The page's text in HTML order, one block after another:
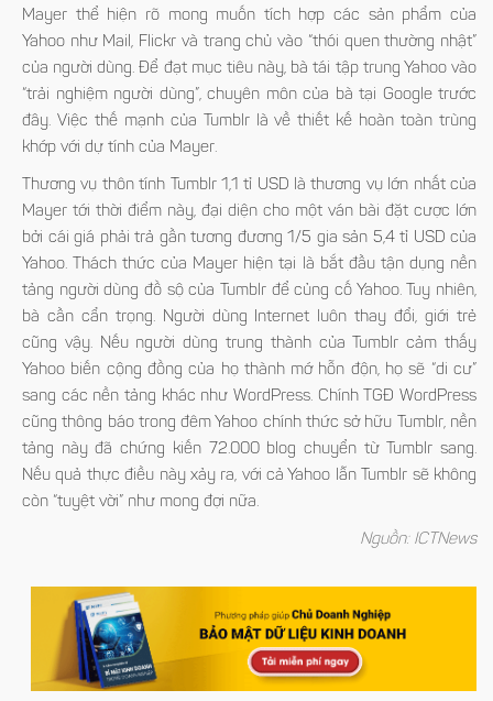
Mayer thể hiện rõ mong muốn tích hợp các sản phẩm của
Yahoo như Mail, Flickr và trang chủ vào “thói quen thường nhật”
của người dùng. Để đạt mục tiêu này, bà tái tập trung Yahoo vào
“trải nghiệm người dùng”, chuyên môn của bà tại Google trước
đây. Việc thế mạnh của Tumblr là về thiết kế hoàn toàn trùng
khớp với dự tính của Mayer.
Thương vụ thôn tính Tumblr 1,1 tỉ USD là thương vụ lớn nhất của
Mayer tới thời điểm này, đại diện cho một ván bài đặt cược lớn
bởi cái giá phải trả gần tương đương 1/5 gia sản 5,4 tỉ USD của
Yahoo. Thách thức của Mayer hiện tại là bắt đầu tận dụng nền
tảng người dùng đồ sộ của Tumblr để củng cố Yahoo. Tuy nhiên,
bà cần cẩn trọng. Người dùng Internet luôn thay đổi, giới trẻ
cũng vậy. Nếu người dùng trung thành của Tumblr cảm thấy
Yahoo biến cộng đồng của họ thành mớ hỗn độn, họ sẽ “di cư”
sang các nền tảng khác như WordPress. Chính TGĐ WordPress
cũng thông báo trong đêm Yahoo chính thức sở hữu Tumblr, nền
tảng này đã chứng kiến 72.000 blog chuyển từ Tumblr sang.
Nếu quả thực điều này xảy ra, với cả Yahoo lẫn Tumblr sẽ không
còn “tuyệt vời” như mong đợi nữa.
Nguồn: ICTNews